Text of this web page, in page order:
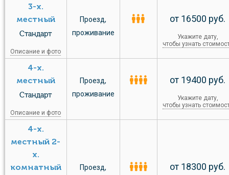
3-х.
местный
Стандарт
Описание и фото
Проезд,
проживание
от 16500 руб.
Укажите дату,
чтобы узнать
4-х.
местный
Стандарт
Описание и фото
Проезд,
проживание
от 19400 руб.
Укажите дату,
чтобы узнать
4-х.
местный 2-
х.
комнатный
Проезд,
от 18300 руб.